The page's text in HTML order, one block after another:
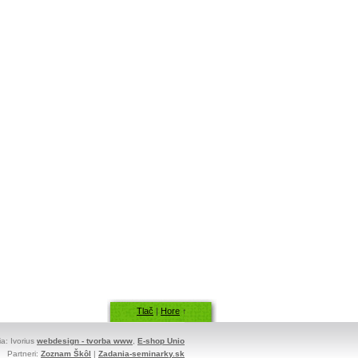
Tlač | Hore ↑
Ivorius webdesign - tvorba www E-shop Unio
Partneri: Zoznam Škôl | Zadania-seminarky.sk